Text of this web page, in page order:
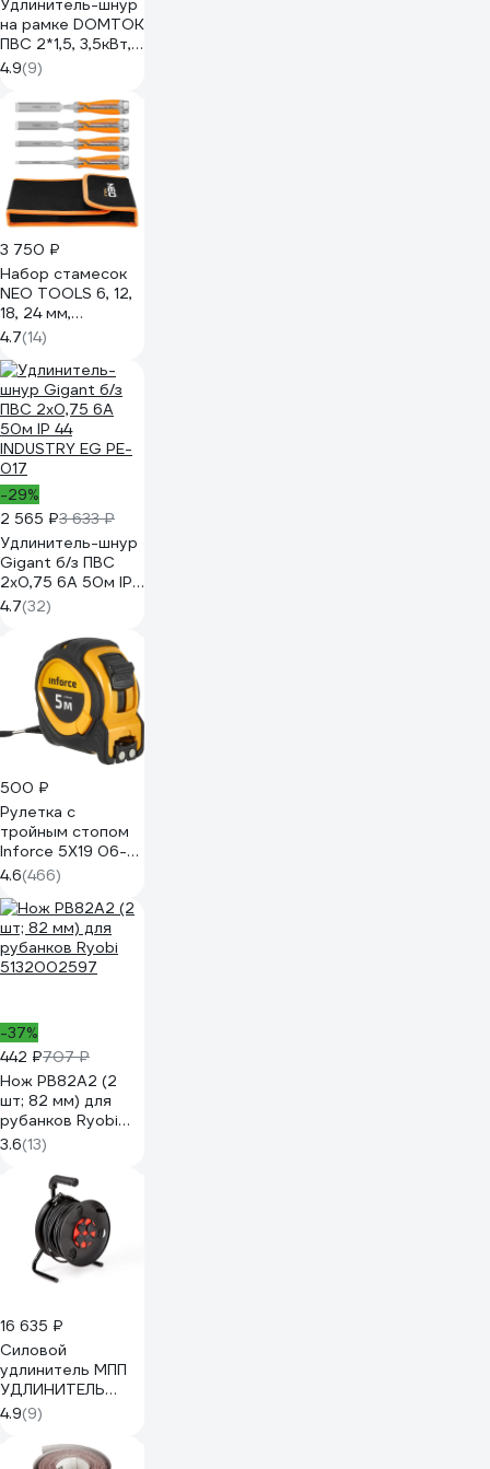
Удлинитель-шнур
на рамке DOMTOK
ПВС 2*1,5, 3,5кВт,
без заземления,
30м 2404
4.9(9)
3 750 ₽
Набор стамесок
NEO TOOLS 6, 12,
18, 24 мм,
двухкомпонентная
ручка, 4 шт. 37-
900
4.7(14)
-29%
2 565 ₽3 633 ₽
Удлинитель-шнур
Gigant б/з ПВС
2х0,75 6A 50м IP
44 INDUSTRY EG
PE-017
4.7(32)
500 ₽
Рулетка с
тройным стопом
Inforce 5Х19 06-
11-70
4.6(466)
-37%
442 ₽707 ₽
Нож PB82A2 (2
шт; 82 мм) для
рубанков Ryobi
5132002597
3.6(13)
16 635 ₽
Силовой
удлинитель МПП
УДЛИНИТЕЛЬ
четыре розетки
на катушке с
заземлением 30
4.9(9)